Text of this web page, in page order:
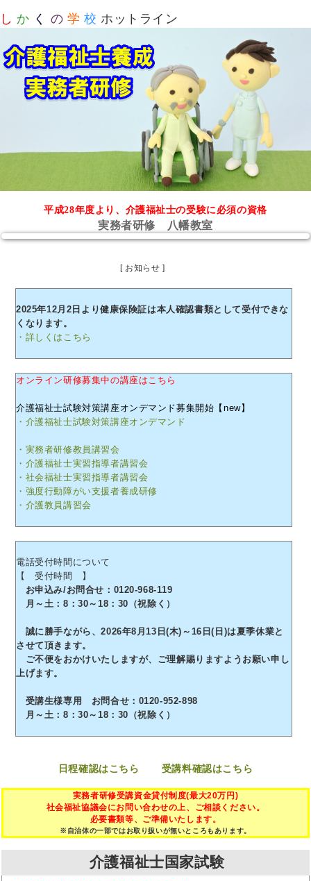
し か く の 学 校 ホットライン
平成28年度より、介護福祉士の受験に必須の資格
実務者研修 八幡教室
[ お知らせ ]
2025年12月2日より健康保険証は本人確認書類として受付できな
くなります。
・詳しくはこちら
オンライン研修募集中の講座はこちら
介護福祉士試験対策講座オンデマンド募集開始【new】
・介護福祉士試験対策講座オンデマンド
・実務者研修教員講習会
・介護福祉士実習指導者講習会
・社会福祉士実習指導者講習会
・強度行動障がい支援者養成研修
・介護教員講習会
電話受付時間について
【 受付時間 】
お申込み/お問合せ：0120-968-119
月～土：8：30～18：30（祝除く）
誠に勝手ながら、2026年8月13日(木)～16日(日)は夏季休業と
させて頂きます。
ご不便をおかけいたしますが、ご理解賜りますようお願い申し
上げます。
受講生様専用 お問合せ：0120-952-898
月～土：8：30～18：30（祝除く）
日程確認はこちら 受講料確認はこちら
実務者研修受講資金貸付制度(最大20万円)
社会福祉協議会にお問い合わせの上、ご相談ください。
必要書類等、ご準備いたします。
※自治体の一部ではお取り扱いが無いところもあります。
介護福祉士国家試験